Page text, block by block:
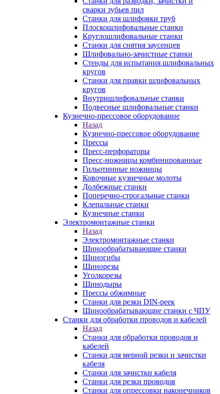
сварки зубьев пил
Станки для шлифовки труб
Плоскошлифовальные станки
Круглошлифовальные станки
Станки для снятия заусенцев
Шлифовально-зачистные станки
Стенды для испытания шлифовальных
кругов
Станки для правки шлифовальных
кругов
Внутришлифовальные станки
Подвесные шлифовальные станки
Кузнечно-прессовое оборудование
Назад
Кузнечно-прессовое оборудование
Прессы
Пресс-перфораторы
Пресс-ножницы комбинированные
Гильотинные ножницы
Ковочные кузнечные молоты
Долбежные станки
Поперечно-строгальные станки
Клепальные станки
Кузнечные станки
Электромонтажные станки
Назад
Электромонтажные станки
Шинообрабатывающие станки
Шиногибы
Шинорезы
Уголкорезы
Шинодыры
Прессы обжимные
Станки для резки DIN-реек
Шинообрабатывающие станки с ЧПУ
Станки для обработки проводов и кабелей
Назад
Станки для обработки проводов и
кабелей
Станки для мерной резки и зачистки
кабеля
Станки для зачистки кабеля
Станки для резки проводов
Станки для опрессовки наконечников